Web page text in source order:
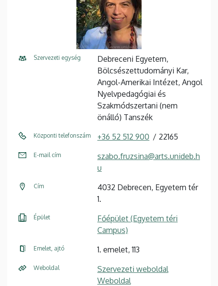
Szervezeti egység
Debreceni Egyetem,
Bölcsészettudományi Kar,
Angol-Amerikai Intézet, Angol
Nyelvpedagógiai és
Szakmódszertani (nem
önálló) Tanszék
Központi telefonszám +36 52 512 900 22165
E-mail cím
szabo.fruzsina@arts.unideb.h
u
Cím
4032 Debrecen, Egyetem tér
1.
Épület
Főépület (Egyetem téri
Campus)
Emelet, ajtó 1. emelet, 113
Weboldal
Szervezeti weboldal
Weboldal